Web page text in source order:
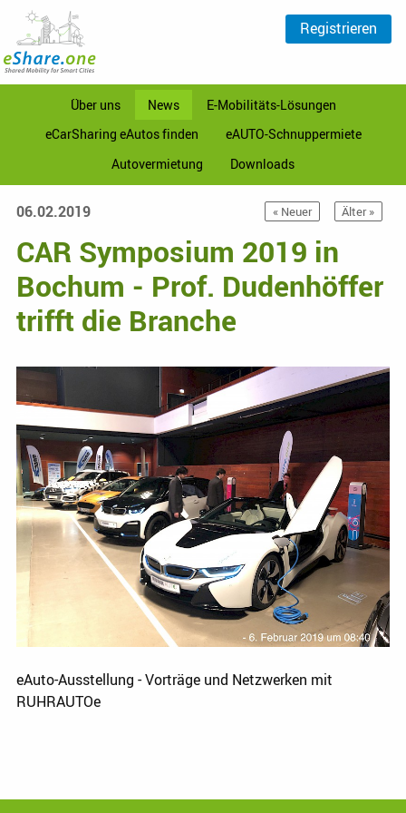
Über uns News
E-Mobilitäts-Lösungen
eCarSharing eAutos finden
eAUTO-Schnuppermiete
Autovermietung
Downloads
Registrieren
Älter »
« Neuer
06.02.2019
CAR Symposium 2019 in
Bochum - Prof. Dudenhöffer
trifft die Branche
eAuto-Ausstellung - Vorträge und Netzwerken mit
RUHRAUTOe